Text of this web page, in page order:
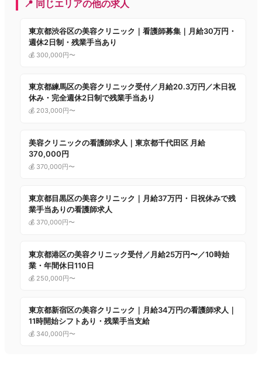
📍 同じエリアの他の求人
東京都渋谷区の美容クリニック｜看護師募集｜月給30万円・
週休2日制・残業手当あり
💰 300,000円〜
東京都練馬区の美容クリニック受付／月給20.3万円／木日祝
休み・完全週休2日制で残業手当あり
💰 203,000円〜
美容クリニックの看護師求人｜東京都千代田区 月給
370,000円
💰 370,000円〜
東京都目黒区の美容クリニック｜月給37万円・日祝休みで残
業手当ありの看護師求人
💰 370,000円〜
東京都港区の美容クリニック受付／月給25万円〜／10時始
業・年間休日110日
💰 250,000円〜
東京都新宿区の美容クリニック｜月給34万円の看護師求人｜
11時開始シフトあり・残業手当支給
💰 340,000円〜